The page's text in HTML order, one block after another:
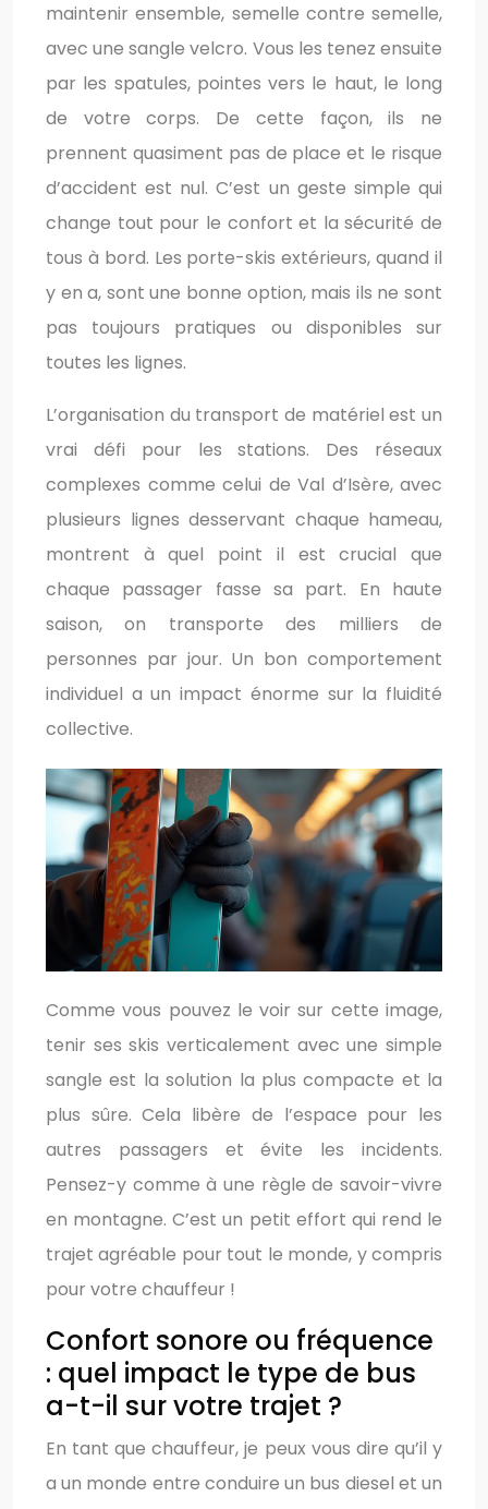
maintenir ensemble, semelle contre semelle,
avec une sangle velcro. Vous les tenez ensuite
par les spatules, pointes vers le haut, le long
de votre corps. De cette façon, ils ne
prennent quasiment pas de place et le risque
d’accident est nul. C’est un geste simple qui
change tout pour le confort et la sécurité de
tous à bord. Les porte-skis extérieurs, quand il
y en a, sont une bonne option, mais ils ne sont
pas toujours pratiques ou disponibles sur
toutes les lignes.
L’organisation du transport de matériel est un
vrai défi pour les stations. Des réseaux
complexes comme celui de Val d’Isère, avec
plusieurs lignes desservant chaque hameau,
montrent à quel point il est crucial que
chaque passager fasse sa part. En haute
saison, on transporte des milliers de
personnes par jour. Un bon comportement
individuel a un impact énorme sur la fluidité
collective.
Comme vous pouvez le voir sur cette image,
tenir ses skis verticalement avec une simple
sangle est la solution la plus compacte et la
plus sûre. Cela libère de l’espace pour les
autres passagers et évite les incidents.
Pensez-y comme à une règle de savoir-vivre
en montagne. C’est un petit effort qui rend le
trajet agréable pour tout le monde, y compris
pour votre chauffeur !
Confort sonore ou fréquence
: quel impact le type de bus
a-t-il sur votre trajet ?
En tant que chauffeur, je peux vous dire qu’il y
a un monde entre conduire un bus diesel et un